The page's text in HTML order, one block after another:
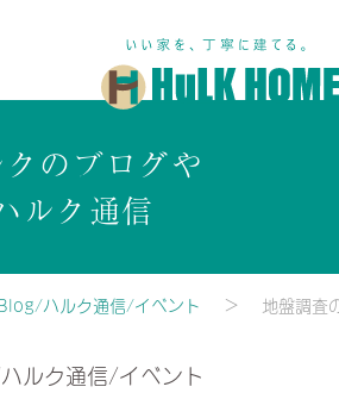
のブログや
ルク通信
ハルク通信/イベント 地盤調査
ルク通信/イベント